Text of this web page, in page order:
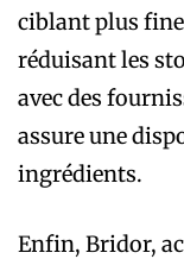
ciblant plus
réduisant les
avec des
assure une
ingrédients.
Enfin, Bridor,